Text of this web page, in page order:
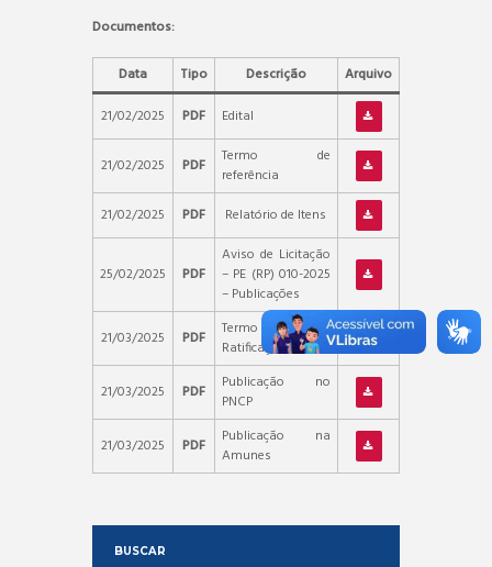
Documentos:
Data Tipo Descrição
Arquivo
21/02/2025
PDF Edital
21/02/2025 PDF
Termo de
referência
21/02/2025
PDF Relatório de Itens
25/02/2025 PDF
Aviso de Licitação
– PE (RP) 010-2025
– Publicações
21/03/2025
PDF
Termo de
Ratificação
21/03/2025
PDF
Publicação no
PNCP
21/03/2025
PDF
Publicação na
Amunes
BUSCAR